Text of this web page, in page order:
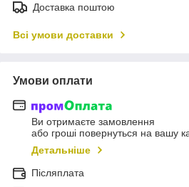
Доставка поштою
Всі умови доставки
Умови оплати
Ви отримаєте замовлення
або гроші повернуться на вашу
Детальніше
Післяплата